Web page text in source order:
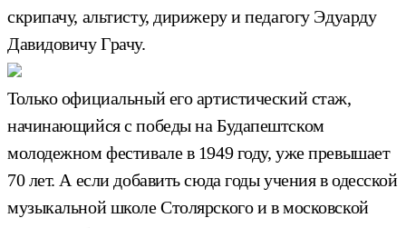
скрипачу, альтисту, дирижеру и педагогу Эдуарду
Давидовичу Грачу.
Только официальный его артистический стаж,
начинающийся с победы на Будапештском
молодежном фестивале в 1949 году, уже превышает
70 лет. А если добавить сюда годы учения в одесской
музыкальной школе Столярского и в московской